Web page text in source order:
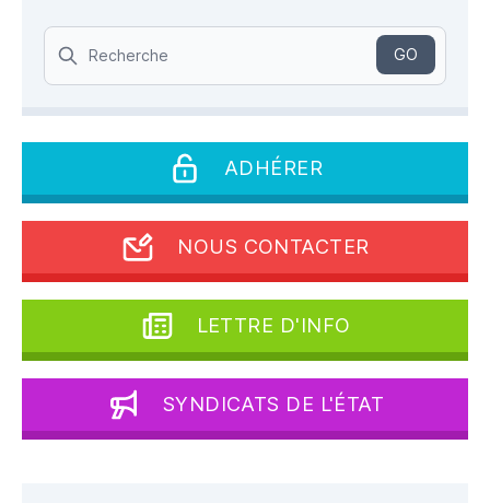
Search
GO
ADHÉRER
NOUS CONTACTER
LETTRE D'INFO
SYNDICATS DE L'ÉTAT